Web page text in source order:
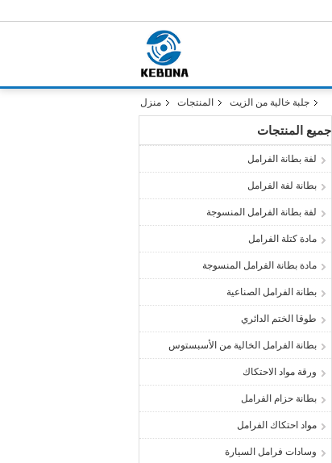
منزل المنتجات جلبة خالية من الزيت
جميع المنتجات
لفة بطانة الفرامل
بطانة لفة الفرامل
لفة بطانة الفرامل المنسوجة
مادة كتلة الفرامل
مادة بطانة الفرامل المنسوجة
بطانة الفرامل الصناعية
طوقا الختم الدائري
بطانة الفرامل الخالية من الأسبستوس
ورقة مواد الاحتكاك
بطانة حزام الفرامل
مواد احتكاك الفرامل
وسادات فرامل السيارة